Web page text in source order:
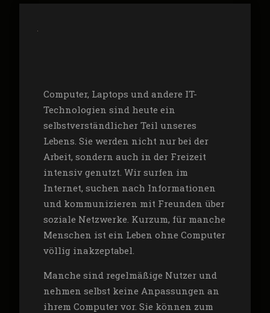
Computer, Laptops und andere IT-
Technologien sind heute ein
selbstverständlicher Teil unseres
Lebens. Sie werden nicht nur bei der
Arbeit, sondern auch in der Freizeit
intensiv genutzt. Wir surfen im
Internet, suchen nach Informationen
und kommunizieren mit Freunden über
soziale Netzwerke. Kurzum, für manche
Menschen ist ein Leben ohne Computer
völlig inakzeptabel.
Manche sind regelmäßige Nutzer und
nehmen selbst keine Anpassungen an
ihrem Computer vor. Sie können zum